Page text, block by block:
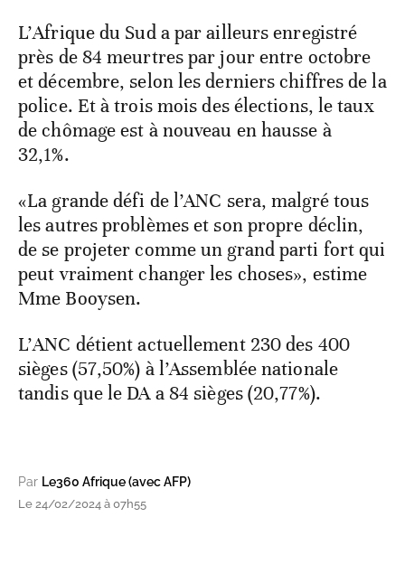
L’Afrique du Sud a par ailleurs enregistré
près de 84 meurtres par jour entre octobre
et décembre, selon les derniers chiffres de la
police. Et à trois mois des élections, le taux
de chômage est à nouveau en hausse à
32,1%.
«La grande défi de l’ANC sera, malgré tous
les autres problèmes et son propre déclin,
de se projeter comme un grand parti fort qui
peut vraiment changer les choses», estime
Mme Booysen.
L’ANC détient actuellement 230 des 400
sièges (57,50%) à l’Assemblée nationale
tandis que le DA a 84 sièges (20,77%).
Par Le360 Afrique (avec AFP)
Le 24/02/2024 à 07h55